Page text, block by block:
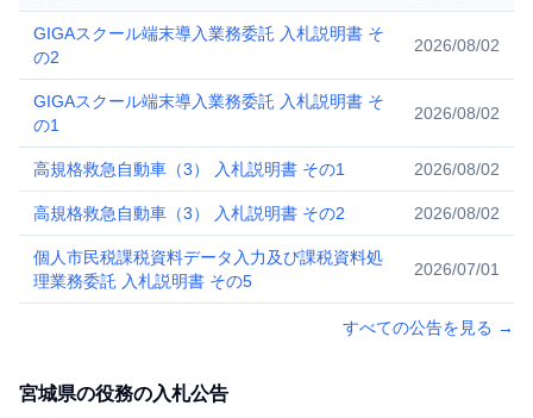
GIGAスクール端末導入業務委託 入札説明書 そ
の2
2026/08/02
GIGAスクール端末導入業務委託 入札説明書 そ
の1
2026/08/02
高規格救急自動車（3） 入札説明書 その1 2026/08/02
高規格救急自動車（3） 入札説明書 その2 2026/08/02
個人市民税課税資料データ入力及び課税資料処
理業務委託 入札説明書 その5
2026/07/01
すべての公告を見る →
宮城県の役務の入札公告